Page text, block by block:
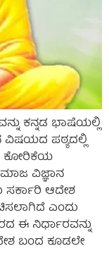
ಕನ್ನಡ ಭಾಷೆಯಲ್ಲಿ
ವಿಷಯದ ಪಠ್ಯದಲ್ಲಿ
ಕೋರಿಕೆಯ
ವಿಜ್ಞಾನ
ಸರ್ಕಾರಿ ಆದೇಶ
ಎಂದು
ಈ ನಿರ್ಧಾರವನ್ನು
ಬಂದ ಕೂಡಲೇ